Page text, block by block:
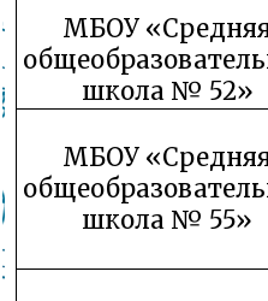
МБОУ
школа № 52»
МБОУ
школа № 55»